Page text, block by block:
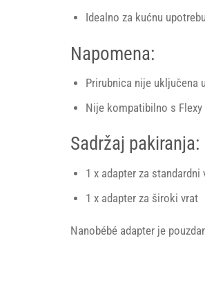
Idealno za kućnu
Napomena:
Prirubnica nije uključena
Nije kompatibilno s
Sadržaj pakiranja:
1 x adapter za standardni
1 x adapter za široki vrat
Nanobébé adapter je